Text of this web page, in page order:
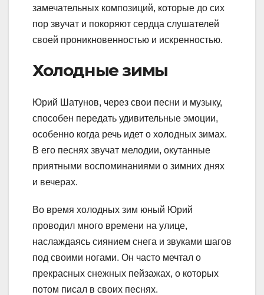
замечательных композиций, которые до сих
пор звучат и покоряют сердца слушателей
своей проникновенностью и искренностью.
Холодные зимы
Юрий Шатунов, через свои песни и музыку,
способен передать удивительные эмоции,
особенно когда речь идет о холодных зимах.
В его песнях звучат мелодии, окутанные
приятными воспоминаниями о зимних днях
и вечерах.
Во время холодных зим юный Юрий
проводил много времени на улице,
наслаждаясь сиянием снега и звуками шагов
под своими ногами. Он часто мечтал о
прекрасных снежных пейзажах, о которых
потом писал в своих песнях.